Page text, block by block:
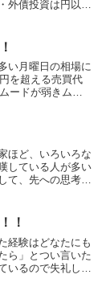
外債投資は円以外
い月曜日の相場に
を超える売買代
ードが弱きムー
ほど、いろいろな
している人が多い
て、先への思考を
！
経験はどなたにも
ら」とつい言いた
いるので失礼しま